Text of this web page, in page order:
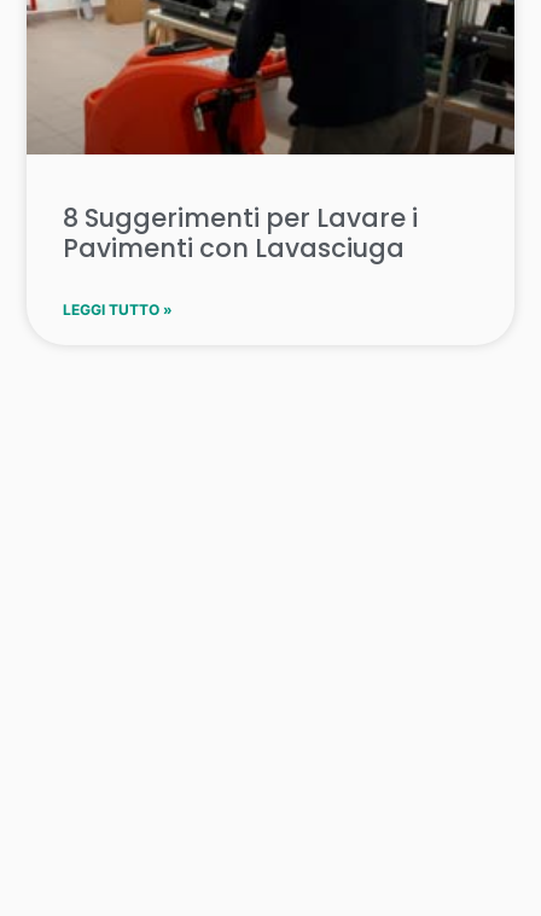
8 Suggerimenti per Lavare i
Pavimenti con Lavasciuga
LEGGI TUTTO »